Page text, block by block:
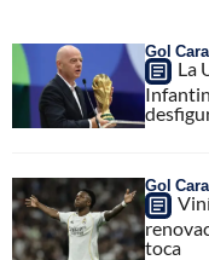
Gol
La
Gol
toca